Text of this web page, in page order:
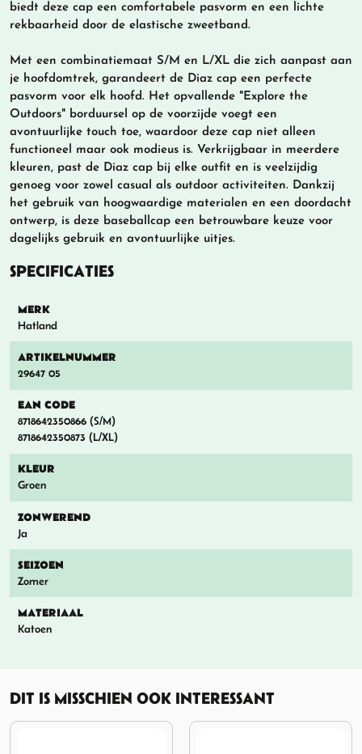
biedt deze cap een comfortabele pasvorm en een lichte
rekbaarheid door de elastische zweetband.
Met een combinatiemaat S/M en L/XL die zich aanpast aan
je hoofdomtrek, garandeert de Diaz cap een perfecte
pasvorm voor elk hoofd. Het opvallende "Explore the
Outdoors" borduursel op de voorzijde voegt een
avontuurlijke touch toe, waardoor deze cap niet alleen
functioneel maar ook modieus is. Verkrijgbaar in meerdere
kleuren, past de Diaz cap bij elke outfit en is veelzijdig
genoeg voor zowel casual als outdoor activiteiten. Dankzij
het gebruik van hoogwaardige materialen en een doordacht
ontwerp, is deze baseballcap een betrouwbare keuze voor
dagelijks gebruik en avontuurlijke uitjes.
SPECIFICATIES
MERK
Hatland
ARTIKELNUMMER
29647 05
EAN CODE
8718642350866 (S/M)
8718642350873 (L/XL)
KLEUR
Groen
ZONWEREND
Ja
SEIZOEN
Zomer
MATERIAAL
Katoen
DIT IS MISSCHIEN OOK INTERESSANT